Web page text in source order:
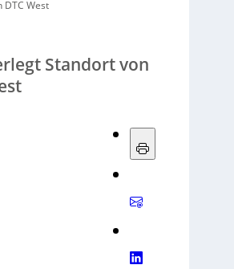
DTC West
Standort von